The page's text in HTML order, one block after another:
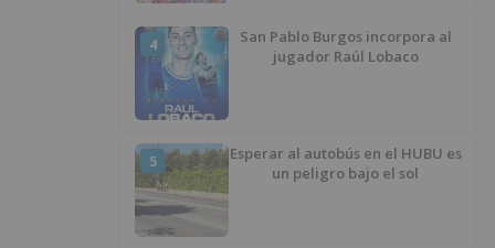
4
San Pablo Burgos incorpora al
jugador Raúl Lobaco
5
Esperar al autobús en el HUBU es
un peligro bajo el sol